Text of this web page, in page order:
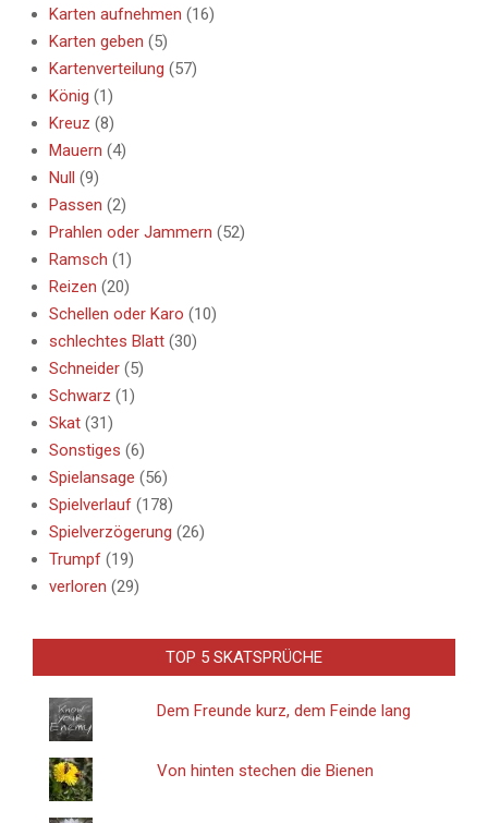
Karten aufnehmen (16)
Karten geben (5)
Kartenverteilung (57)
König (1)
Kreuz (8)
Mauern (4)
Null (9)
Passen (2)
Prahlen oder Jammern (52)
Ramsch (1)
Reizen (20)
Schellen oder Karo (10)
schlechtes Blatt (30)
Schneider (5)
Schwarz (1)
Skat (31)
Sonstiges (6)
Spielansage (56)
Spielverlauf (178)
Spielverzögerung (26)
Trumpf (19)
verloren (29)
TOP 5 SKATSPRÜCHE
Dem Freunde kurz, dem Feinde lang
Von hinten stechen die Bienen